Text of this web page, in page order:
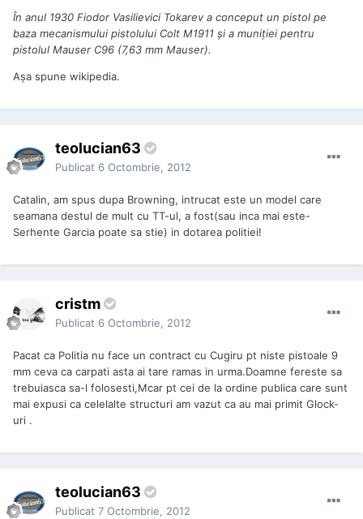
În anul 1930 Fiodor Vasilievici Tokarev a conceput un pistol pe
baza mecanismului pistolului Colt M1911 și a muniției pentru
pistolul Mauser C96 (7,63 mm Mauser).
Așa spune wikipedia.
teolucian63
Publicat 6 Octombrie, 2012
Catalin, am spus dupa Browning, intrucat este un model care
seamana destul de mult cu TT-ul, a fost(sau inca mai este-
Serhente Garcia poate sa stie) in dotarea politiei!
cristm
Publicat 6 Octombrie, 2012
Pacat ca Politia nu face un contract cu Cugiru pt niste pistoale 9
mm ceva ca carpati asta ai tare ramas in urma.Doamne fereste sa
trebuiasca sa-l folosesti,Mcar pt cei de la ordine publica care sunt
mai expusi ca celelalte structuri am vazut ca au mai primit Glock-
uri .
teolucian63
Publicat 7 Octombrie, 2012